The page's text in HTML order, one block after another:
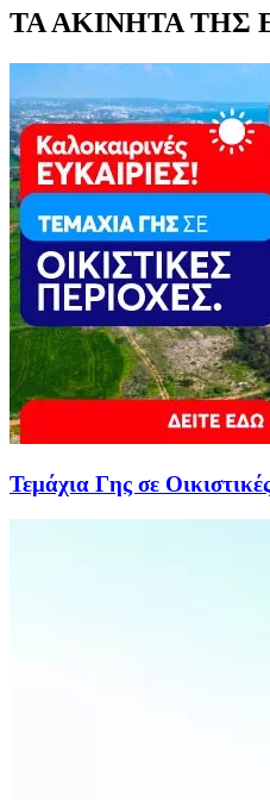
ΤΑ ΑΚΙΝΗΤΑ ΤΗΣ
Τεμάχια Γης σε